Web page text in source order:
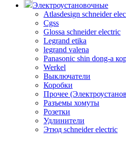
Электроустановочные
Atlasdesign schneider
Cgss
Glossa schneider electric
Legrand etika
legrand valena
Panasonic shin dong-a
Werkel
Выключатели
Коробки
Прочее
Разъемы хомуты
Розетки
Удлинители
Этюд schneider electric